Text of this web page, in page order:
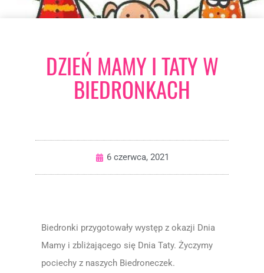
DZIEŃ MAMY I TATY W
BIEDRONKACH
6 czerwca, 2021
Biedronki przygotowały występ z okazji Dnia
Mamy i zbliżającego się Dnia Taty. Życzymy
pociechy z naszych Biedroneczek.